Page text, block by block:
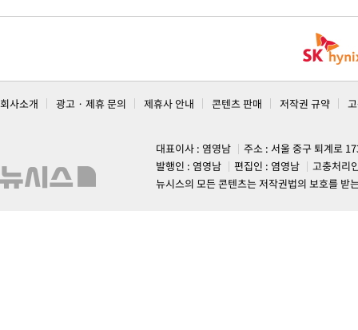
회사소개 광고 · 제휴 문의 제휴사 안내 콘텐츠 판매 저작권 규약
대표이사 : 염영남
주소 : 서울 중구 퇴계로
발행인 : 염영남
편집인 : 염영남
고충처리
뉴시스의 모든 콘텐츠는 저작권법의 보호를